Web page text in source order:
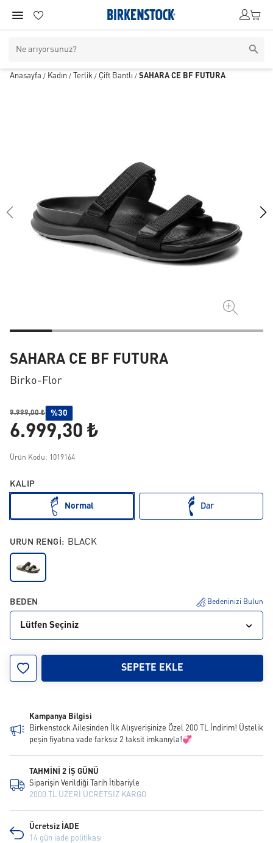
Anasayfa / Kadın / Terlik / Çift Bantlı / SAHARA CE BF FUTURA
SAHARA CE BF FUTURA
Birko-Flor
9.999,00 ₺ %30
6.999,30 ₺
Ürün Kodu: 1019164
KALIP
Normal Dar
URUN RENGI: BLACK
BEDEN Bedeninizi Bulun
Lütfen Seçiniz
SEPETE EKLE
Kampanya Bilgisi
Birkenstock Ailesinden İlk Alışverişinize Özel 200 TL İndirim! Üstelik
peşin fiyatına vade farksız 2 taksit imkanıyla!💞
TAHMİNİ 2 İŞ GÜNÜ
Siparişin Verildiği Tarih İtibariyle
2000 TL ÜZERİ ÜCRETSİZ KARGO
Ücretsiz İADE
14 gün iade politikası